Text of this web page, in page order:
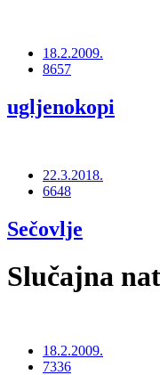
18.2.2009.
8657
ugljenokopi
22.3.2018.
6648
Sečovlje
Slučajna
18.2.2009.
7336